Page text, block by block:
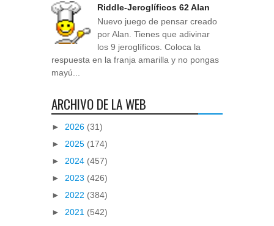
Riddle-Jeroglíficos 62 Alan
Nuevo juego de pensar creado
por Alan. Tienes que adivinar
los 9 jeroglíficos. Coloca la
respuesta en la franja amarilla y no pongas
mayú...
ARCHIVO DE LA WEB
► 2026 (31)
► 2025 (174)
► 2024 (457)
► 2023 (426)
► 2022 (384)
► 2021 (542)